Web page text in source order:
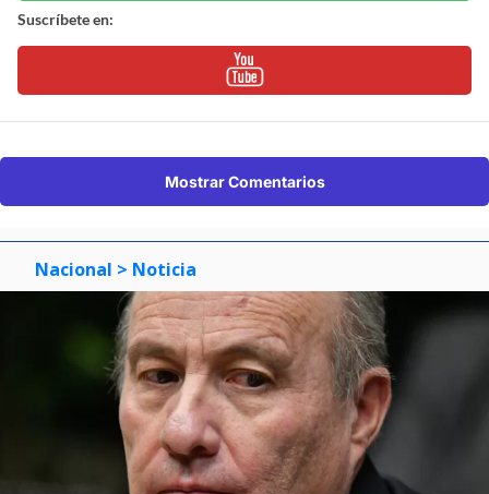
Suscríbete en:
Mostrar Comentarios
Nacional > Noticia